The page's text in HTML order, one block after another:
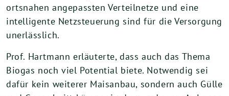
ortsnahen angepassten Verteilnetze und eine
intelligente Netzsteuerung sind für die Versorgung
unerlässlich.
Prof. Hartmann erläuterte, dass auch das Thema
Biogas noch viel Potential biete. Notwendig sei
dafür kein weiterer Maisanbau, sondern auch Gülle